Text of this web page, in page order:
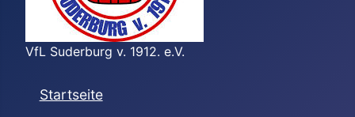
VfL Suderburg v. 1912. e.V.
Startseite